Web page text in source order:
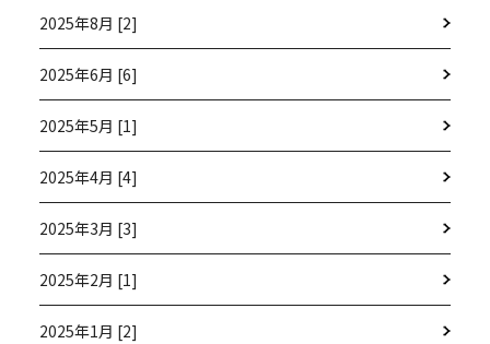
2025年8月 [2]
2025年6月 [6]
2025年5月 [1]
2025年4月 [4]
2025年3月 [3]
2025年2月 [1]
2025年1月 [2]